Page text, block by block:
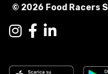
© 2026 Food Racers